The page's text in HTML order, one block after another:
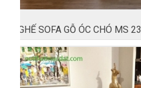
GHẾ SOFA GỖ ÓC CHÓ MS 23